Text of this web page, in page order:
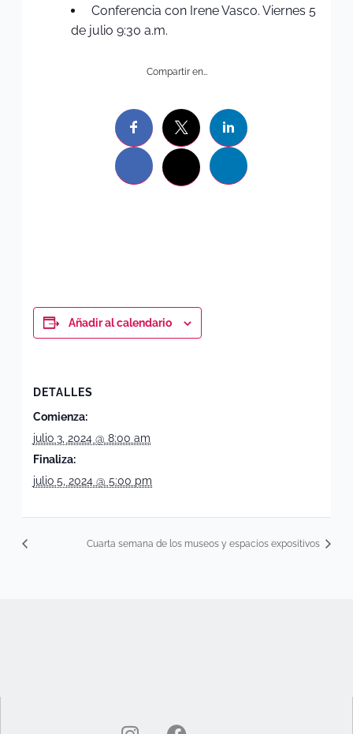
Conferencia con Irene Vasco. Viernes 5
de julio 9:30 a.m.
Compartir en…
Añadir al calendario
DETALLES
Comienza:
julio 3, 2024 @ 8:00 am
Finaliza:
julio 5, 2024 @ 5:00 pm
Cuarta semana de los museos y espacios expositivos